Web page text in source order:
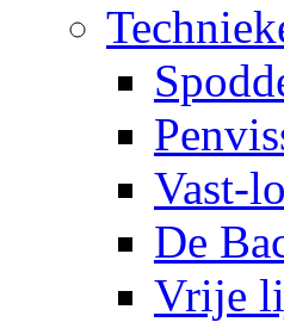
Vast-
De
Vrije